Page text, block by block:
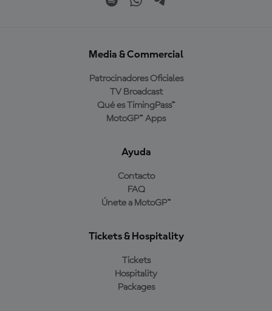
Media & Commercial
Patrocinadores Oficiales
TV Broadcast
Qué es TimingPass™
MotoGP™ Apps
Ayuda
Contacto
FAQ
Únete a MotoGP™
Tickets & Hospitality
Tickets
Hospitality
Packages